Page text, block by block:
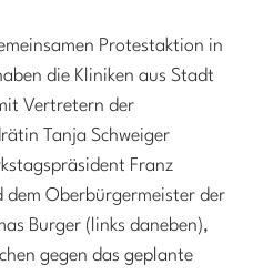
Protestaktion in
die Kliniken aus Stadt
Vertretern der
Tanja Schweiger
Franz
dem Oberbürgermeister der
Burger (links daneben),
gegen das geplante